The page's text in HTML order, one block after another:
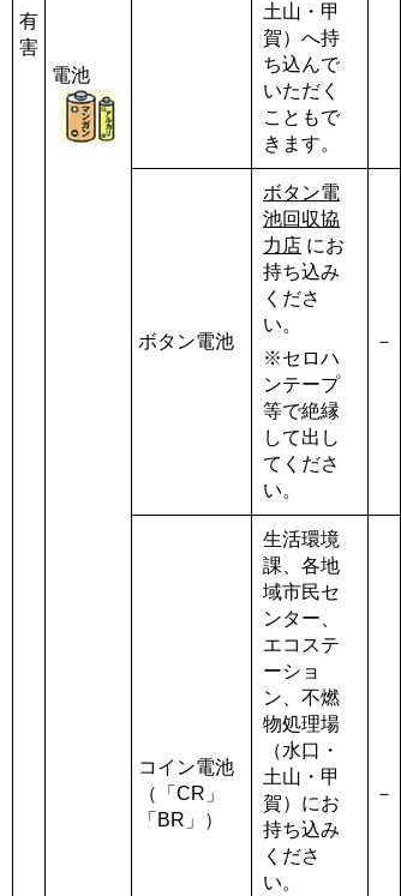
有
害
電池
土山・甲
賀）へ持
ち込んで
いただく
こともで
きます。
ボタン電池
ボタン電
池回収協
力店 にお
持ち込み
くださ
い。
※セロハ
ンテープ
等で絶縁
して出し
てくださ
い。
－
コイン電池
（「CR」
「BR」）
生活環境
課、各地
域市民セ
ンター、
エコステ
ーショ
ン、不燃
物処理場
（水口・
土山・甲
賀）にお
持ち込み
くださ
い。
－